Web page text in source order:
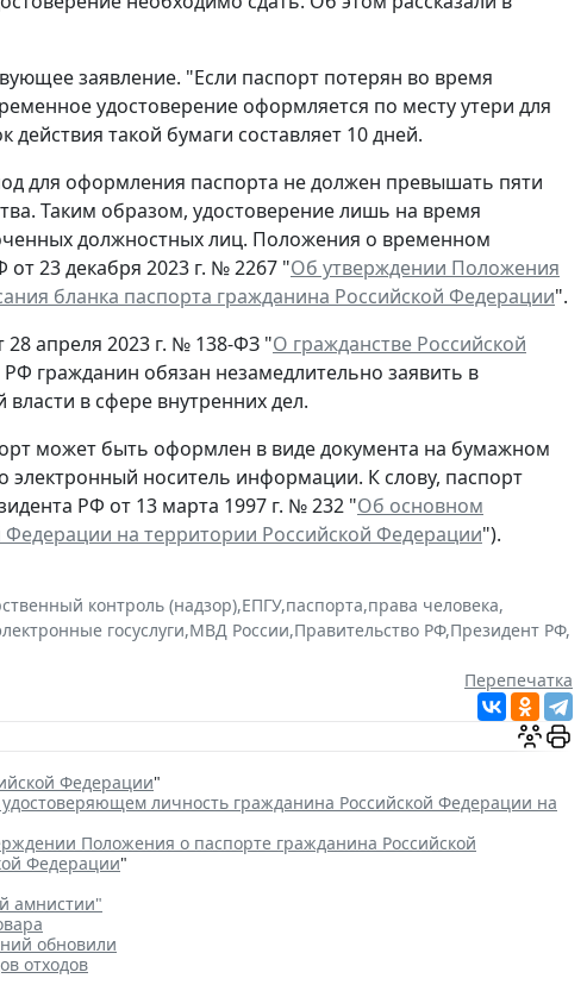
заявление. "Если паспорт потерян во время
удостоверение оформляется по месту утери для
действия такой бумаги составляет 10 дней.
для оформления паспорта не должен превышать пяти
Таким образом, удостоверение лишь на время
должностных лиц. Положения о временном
23 декабря 2023 г. № 2267 "Об утверждении Положения
бланка паспорта гражданина Российской Федерации".
апреля 2023 г. № 138-ФЗ "О гражданстве Российской
гражданин обязан незамедлительно заявить в
в сфере внутренних дел.
может быть оформлен в виде документа на бумажном
электронный носитель информации. К слову, паспорт
РФ от 13 марта 1997 г. № 232 "Об основном
на территории Российской Федерации").
контроль (надзор),ЕПГУ,паспорта,права человека,
госуслуги,МВД России,Правительство РФ,Президент РФ,
Перепечатка
Федерации"
личность гражданина Российской Федерации на
Положения о паспорте гражданина Российской
Федерации"
амнистии"
обновили
отходов